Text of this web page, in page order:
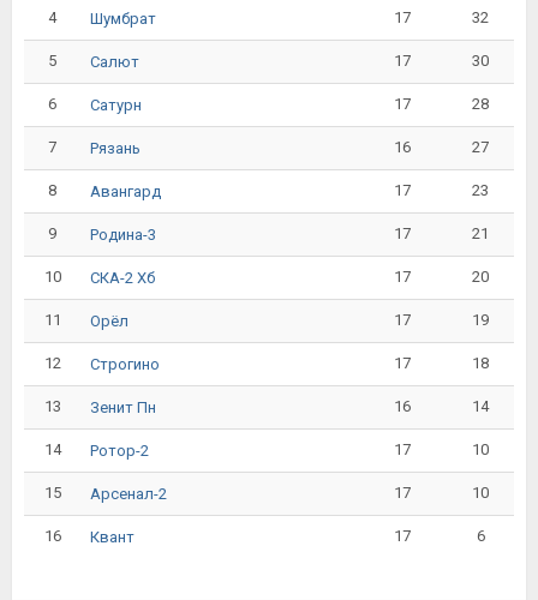
4 Шумбрат 17 32
5 Салют 17 30
6 Сатурн 17 28
7 Рязань 16 27
8 Авангард 17 23
9 Родина-3 17 21
10 СКА-2 Хб 17 20
11 Орёл 17 19
12 Строгино 17 18
13 Зенит Пн 16 14
14 Ротор-2 17 10
15 Арсенал-2 17 10
16 Квант 17 6